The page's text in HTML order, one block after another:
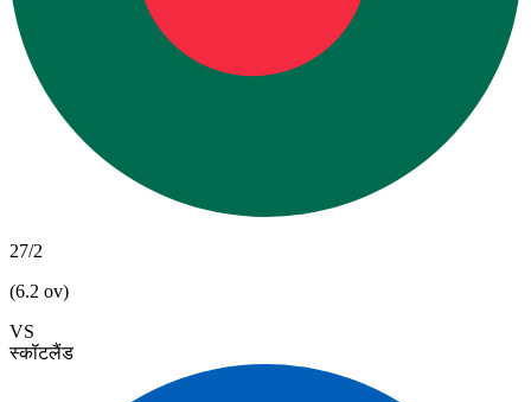
27/2
(6.2 ov)
VS
स्कॉटलैंड